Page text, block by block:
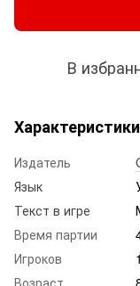
В
Характеристики
Издатель
Язык
Текст в игре
Время партии
Игроков
Возраст